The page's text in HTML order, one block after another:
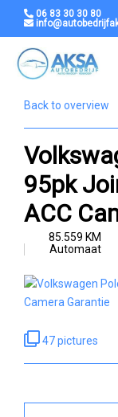
06 83 30 30 80
Back to overview
95pk
ACC
85.559 KM
Automaat
47 pictures